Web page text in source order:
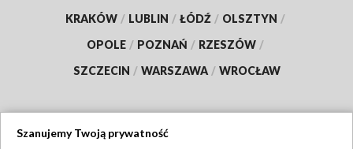
KRAKÓW / LUBLIN / ŁÓDŹ / OLSZTYN /
OPOLE / POZNAŃ / RZESZÓW /
SZCZECIN / WARSZAWA / WROCŁAW
Szanujemy Twoją prywatność